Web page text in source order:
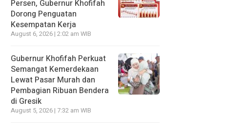
Persen, Gubernur Khofifah
Dorong Penguatan
Kesempatan Kerja
August 6, 2026 | 2:02 am WIB
Gubernur Khofifah Perkuat
Semangat Kemerdekaan
Lewat Pasar Murah dan
Pembagian Ribuan Bendera
di Gresik
August 5, 2026 | 7:32 am WIB